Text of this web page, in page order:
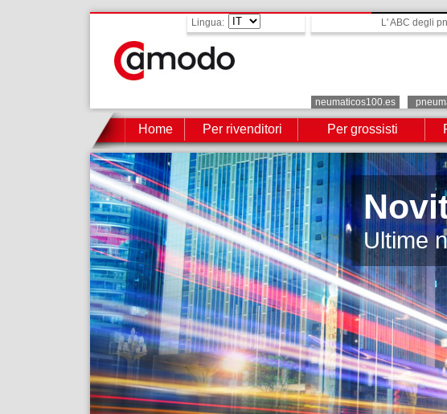
Lingua: L' ABC degli
neumaticos100.es
Home Per rivenditori Per grossisti
Ultime